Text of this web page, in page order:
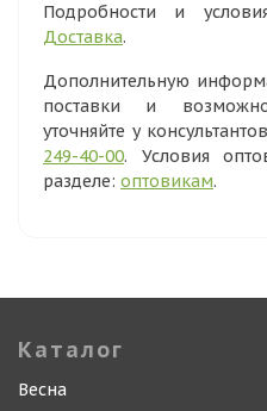
Подробности и
Доставка.
Дополнительную
поставки и
уточняйте у
249-40-00. Условия
разделе: оптовикам.
Каталог
Весна